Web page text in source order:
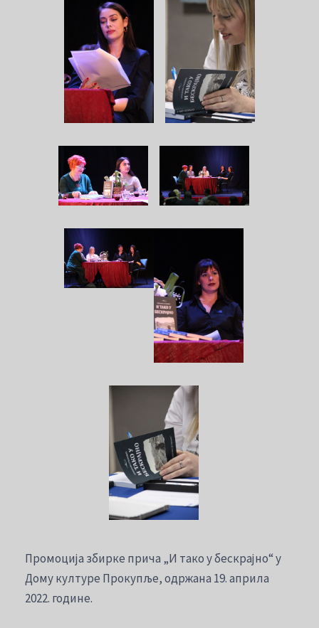
Промоција збирке прича „И тако у бескрајно“ у
Дому културе Прокупље, одржана 19. априла
2022. године.